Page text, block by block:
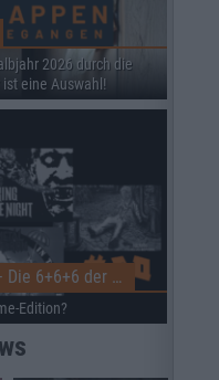
2026 durch die
eine Auswahl!
Black Listed Friday – Die 6+6+6 der Woche
Edition?